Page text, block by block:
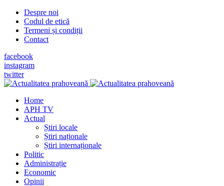
Despre noi
Codul de etică
Termeni și condiții
Contact
facebook
instagram
twitter
Home
APH TV
Actual
Știri locale
Știri naționale
Știri internaționale
Politic
Administrație
Economic
Opinii